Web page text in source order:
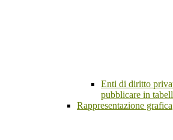
Enti di diritto
pubblicare in
Rappresentazione grafica